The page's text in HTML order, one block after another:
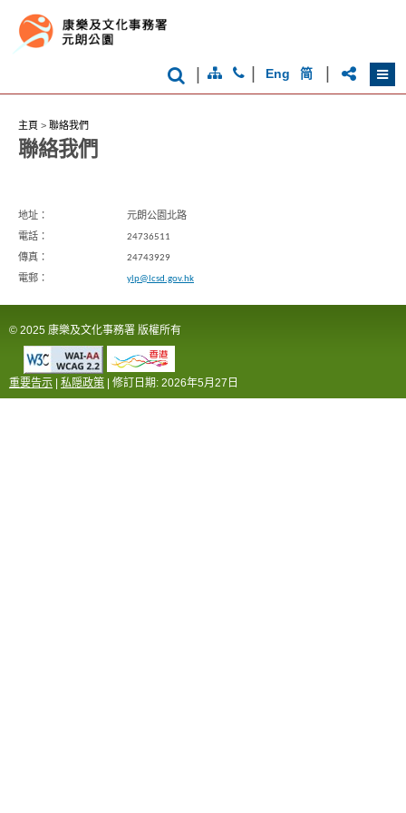
Eng 简
主頁 > 聯絡我們
聯絡我們
地址： 元朗公園北路
電話： 24736511
傳真： 24743929
電郵： ylp@lcsd.gov.hk
© 2025 康樂及文化事務署 版權所有
重要告示 | 私隠政策 | 修訂日期: 2026年5月27日